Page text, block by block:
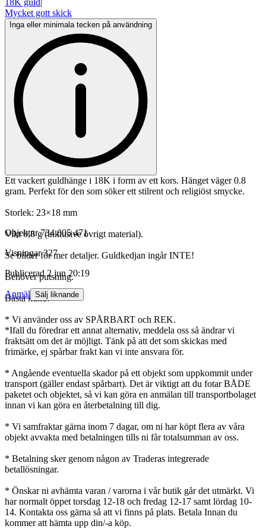
18K guld|
Mycket gott skick
Inga eller minimala tecken på användning
Ett vackert guldhänge i 18K i form av ett kors. Hänget väger 0.8
gram. Perfekt för den som söker ett stilrent och religiöst smycke.
Storlek: 23×18 mm
Vikt 0,8 g (inklusive övrigt material).
Se bilder för mer detaljer. Guldkedjan ingår INTE!
Behöver putsning.
Bästa kund!
* Vi använder oss av SPÅRBART och REK.
*Ifall du föredrar ett annat alternativ, meddela oss så ändrar vi
fraktsätt om det är möjligt. Tänk på att det som skickas med
frimärke, ej spårbar frakt kan vi inte ansvara för.
* Angående eventuella skador på ett objekt som uppkommit under
transport (gäller endast spårbart). Det är viktigt att du fotar BÅDE
paketet och objektet, så vi kan göra en anmälan till transportbolaget
innan vi kan göra en återbetalning till dig.
* Vi samfraktar gärna inom 7 dagar, om ni har köpt flera av våra
objekt avvakta med betalningen tills ni får totalsumman av oss.
* Betalning sker genom någon av Traderas integrerade
betallösningar.
* Önskar ni avhämta varan / varorna i vår butik går det utmärkt. Vi
har normalt öppet torsdag 12-18 och fredag 12-17 samt lördag 10-
14. Kontakta oss gärna så att vi finns på plats. Betala Innan du
kommer att hämta upp din/-a köp.
Objektnr 734 605 471
Visningar 327
Publicerad 2 jun 20:19
Anmäl Sälj liknande